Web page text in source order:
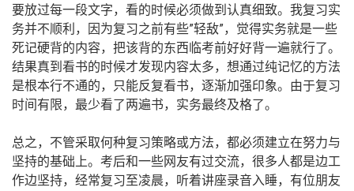
要放过每一段文字，看的时候必须做到认真细致。我复习实
务并不顺利，因为复习之前有些”轻敌”，觉得实务就是一些
死记硬背的内容，把该背的东西临考前好好背一遍就行了。
结果真到看书的时候才发现内容太多，想通过纯记忆的方法
是根本行不通的，只能反复看书，逐渐加强印象。由于复习
时间有限，最少看了两遍书，实务最终及格了。
总之，不管采取何种复习策略或方法，都必须建立在努力与
坚持的基础上。考后和一些网友有过交流，很多人都是边工
作边坚持，经常复习至凌晨，听着讲座录音入睡，有位朋友